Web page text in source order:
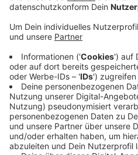
werfen.
Anzeige
Testphase mit größeren
Anzeige
Zusätzlich startet die Stadt
größeren Mülleimern. Statt